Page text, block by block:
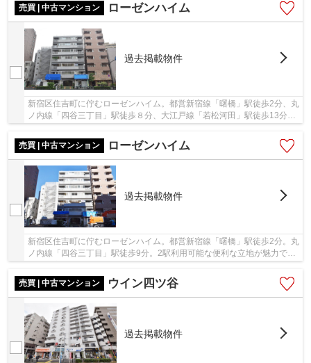
売買 | 中古マンション
ローゼンハイム
過去掲載物件
新宿区住吉町に佇むローゼンハイム。都営新宿線「曙橋」駅徒歩2分、丸
ノ内線「四谷三丁目」駅徒歩８分、大江戸線「若松河田」駅徒歩13分
売買 | 中古マンション
ローゼンハイム
過去掲載物件
新宿区住吉町に佇むローゼンハイム。都営新宿線「曙橋」駅徒歩2分。丸
ノ内線「四谷三丁目」駅徒歩9分。2駅利用可能な便利な立地が魅力で
す。都心ながらも周辺にはスーパーやコンビニが...
売買 | 中古マンション
ウイン四ツ谷
過去掲載物件